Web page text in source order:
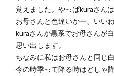
覚えました。やっぱkuraさん
お母さんと色違いかー、いいね
kuraさんが黒系でお母さんが
思い出します。
ちなみに私はお母さんと同じ
今の時季って降る時はどしゃ